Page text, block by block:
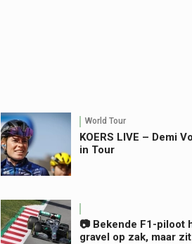
World Tour
KOERS LIVE – Demi
in Tour
📷 Bekende F1-piloot
gravel op zak, maar